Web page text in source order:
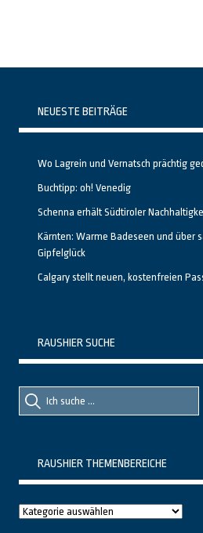
NEUESTE BEITRÄGE
Wo Lagrein und Vernatsch prächtig
Buchtipp: oh! Venedig
Schenna erhält Südtiroler
Kärnten: Warme Badeseen und über
Gipfelglück
Calgary stellt neuen, kostenfreien
RAUSHIER SUCHE
Suche
nach::
Suche
nach:
RAUSHIER THEMENBEREICHE
Raushier